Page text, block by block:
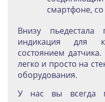
смартфоне,
Внизу пьедестала
индикация для
состоянием
легко и просто на
оборудования.
У нас вы всегда